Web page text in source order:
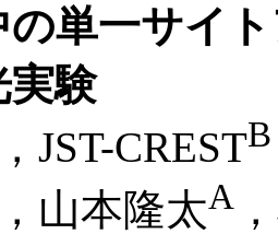
の単一サイ
実験
，JST-CRESTB
，山本隆太A